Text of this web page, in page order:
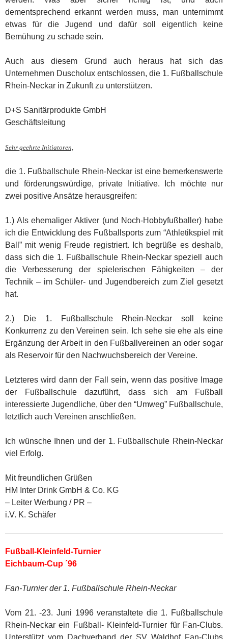
dementsprechend erkannt werden muss, man unternimmt
etwas für die Jugend und dafür soll eigentlich keine
Bemühung zu schade sein.
Auch aus diesem Grund auch heraus hat sich das
Unternehmen Duscholux entschlossen, die 1. Fußballschule
Rhein-Neckar in Zukunft zu unterstützen.
D+S Sanitärprodukte GmbH
Geschäftsleitung
Sehr geehrte Initiatoren,
die 1. Fußballschule Rhein-Neckar ist eine bemerkenswerte
und förderungswürdige, private Initiative. Ich möchte nur
zwei positive Ansätze herausgreifen:
1.) Als ehemaliger Aktiver (und Noch-Hobbyfußballer) habe
ich die Entwicklung des Fußballsports zum “Athletikspiel mit
Ball” mit wenig Freude registriert. Ich begrüße es deshalb,
dass sich die 1. Fußballschule Rhein-Neckar speziell auch
die Verbesserung der spielerischen Fähigkeiten – der
Technik – im Schüler- und Jugendbereich zum Ziel gesetzt
hat.
2.) Die 1. Fußballschule Rhein-Neckar soll keine
Konkurrenz zu den Vereinen sein. Ich sehe sie ehe als eine
Ergänzung der Arbeit in den Fußballvereinen an oder sogar
als Reservoir für den Nachwuchsbereich der Vereine.
Letzteres wird dann der Fall sein, wenn das positive Image
der Fußballschule dazuführt, dass sich am Fußball
interessierte Jugendliche, über den “Umweg” Fußballschule,
letztlich auch Vereinen anschließen.
Ich wünsche Ihnen und der 1. Fußballschule Rhein-Neckar
viel Erfolg.
Mit freundlichen Grüßen
HM Inter Drink GmbH & Co. KG
– Leiter Werbung / PR –
i.V. K. Schäfer
Fußball-Kleinfeld-Turnier
Eichbaum-Cup ´96
Fan-Turnier der 1. Fußballschule Rhein-Neckar
Vom 21. -23. Juni 1996 veranstaltete die 1. Fußballschule
Rhein-Neckar ein Fußball- Kleinfeld-Turnier für Fan-Clubs.
Unterstützt vom Dachverband der SV Waldhof Fan-Clubs